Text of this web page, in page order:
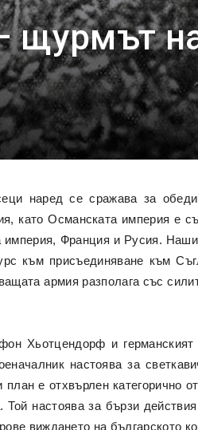
щурмът
наред се сражава за
като Османската империя е
империя, Франция и Русия.
към присъединяване към
армия разполага със
Хьотцендорф и
настоява за
е отхвърлен категорично
настоява за бързи
виждането на българското